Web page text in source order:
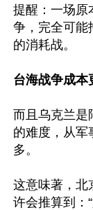
提醒：一场原
争，完全可能
的消耗战。
台海战争成本
而且乌克兰是
的难度，从军
多。
这意味著，北
许会推算到：